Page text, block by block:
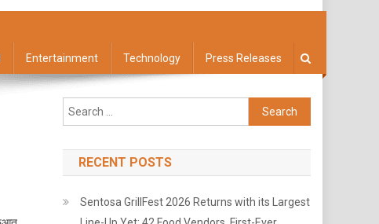
Entertainment Technology Press Releases
Search
for:
RECENT POSTS
Sentosa GrillFest 2026 Returns with its Largest